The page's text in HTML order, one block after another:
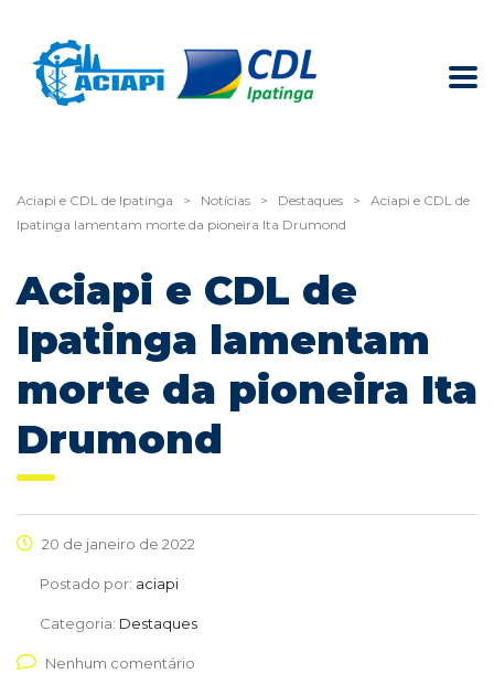
Aciapi e CDL de Ipatinga > Notícias > Destaques >
Aciapi e CDL de
Ipatinga lamentam morte da pioneira Ita Drumond
Aciapi e CDL de
Ipatinga lamentam
morte da pioneira Ita
Drumond
20 de janeiro de 2022
Postado por: aciapi
Categoria: Destaques
Nenhum comentário